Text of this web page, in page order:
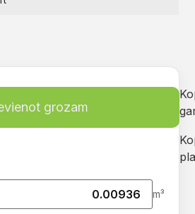
grozam
m³